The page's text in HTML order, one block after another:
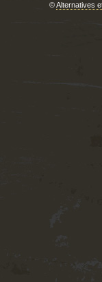
©Alternatives